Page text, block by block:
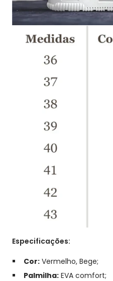
Especificações:
Cor:Vermelho, Bege;
Palmilha: EVA comfort;